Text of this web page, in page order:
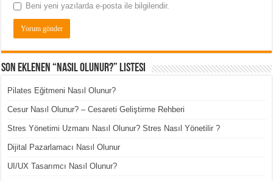
Beni yeni yazılarda e-posta ile bilgilendir.
Son Eklenen “Nasıl Olunur?” Listesi
Pilates Eğitmeni Nasıl Olunur?
Cesur Nasıl Olunur? – Cesareti Geliştirme Rehberi
Stres Yönetimi Uzmanı Nasıl Olunur? Stres Nasıl Yönetilir ?
Dijital Pazarlamacı Nasıl Olunur
UI/UX Tasarımcı Nasıl Olunur?